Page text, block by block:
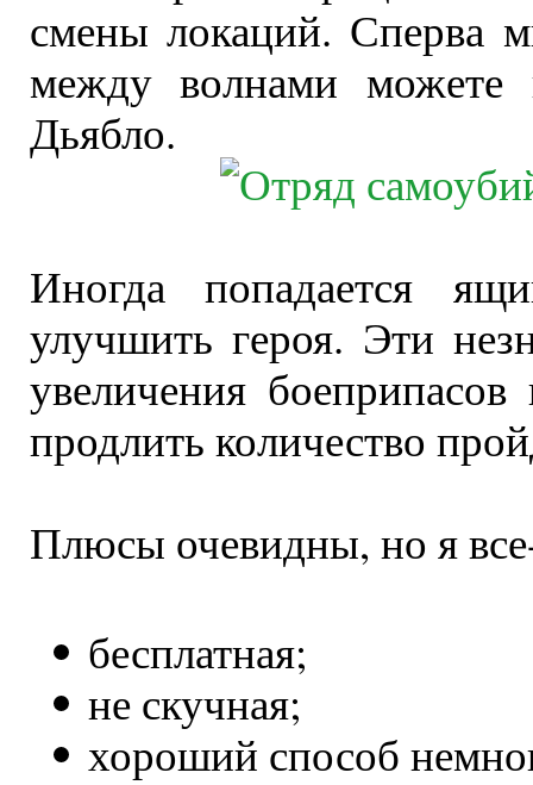
смены локаций. Сперва
между волнами можете
Дьябло.
Иногда попадается
улучшить героя. Эти
увеличения
продлить количество
Плюсы очевидны, но я
бесплатная;
не скучная;
хороший способ